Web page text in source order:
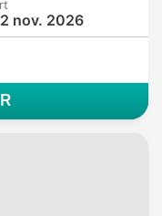
nov. 2026